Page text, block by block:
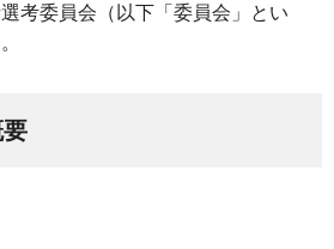
考委員会（以下「委員会」とい